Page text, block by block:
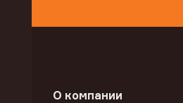
О компании